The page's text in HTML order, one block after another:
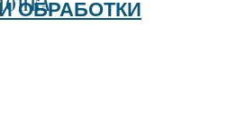
ОБРАБОТКИ